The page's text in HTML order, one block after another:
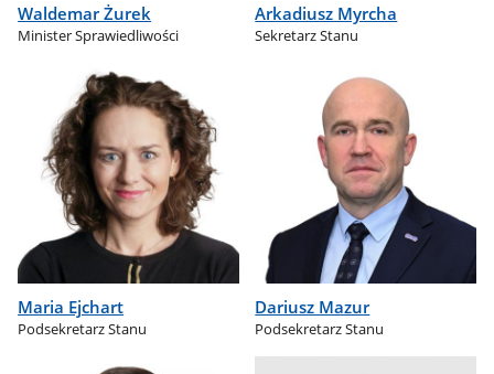
Waldemar Żurek
Minister Sprawiedliwości
Arkadiusz Myrcha
Sekretarz Stanu
Maria Ejchart
Podsekretarz Stanu
Dariusz Mazur
Podsekretarz Stanu